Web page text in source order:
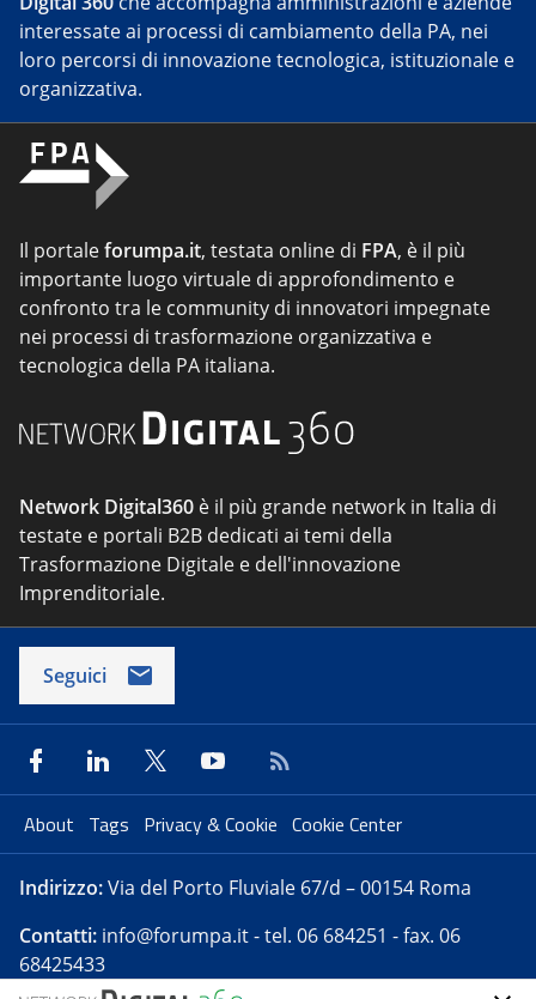
interessate ai processi di cambiamento della PA, nei
loro percorsi di innovazione tecnologica, istituzionale e
organizzativa.
Il portaleforumpa.it, testata online di FPA, è il più
importante luogo virtuale di approfondimento e
confronto tra le community di innovatori impegnate
nei processi di trasformazione organizzativa e
tecnologica della PA italiana.
Network Digital360 è il più grande network in Italia di
testate e portali B2B dedicati ai temi della
Trasformazione Digitale e dell'innovazione
Imprenditoriale.
Seguici
About Tags Privacy & Cookie Cookie Center
Indirizzo:Via del Porto Fluviale 67/d – 00154 Roma
Contatti: info@forumpa.it- tel. 06 684251 - fax. 06
68425433